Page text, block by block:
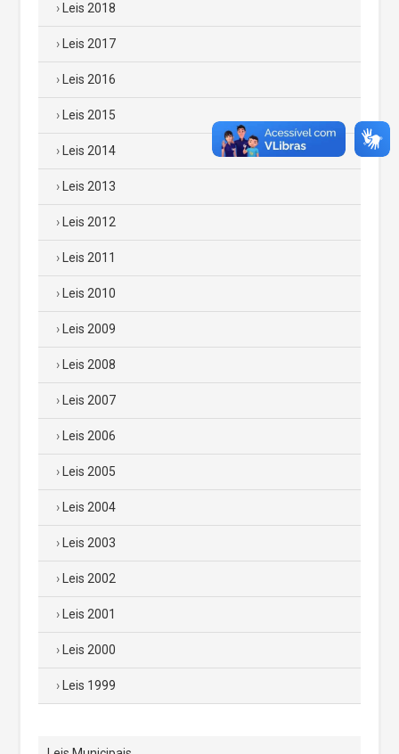
Leis 2018
Leis 2017
Leis 2016
Leis 2015
Leis 2014
Leis 2013
Leis 2012
Leis 2011
Leis 2010
Leis 2009
Leis 2008
Leis 2007
Leis 2006
Leis 2005
Leis 2004
Leis 2003
Leis 2002
Leis 2001
Leis 2000
Leis 1999